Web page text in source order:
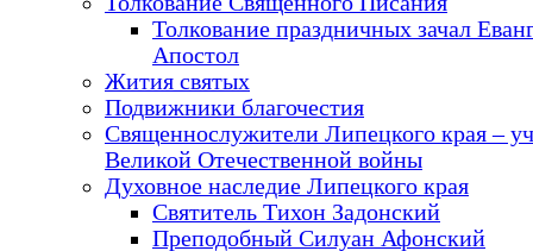
Толкование праздничных зачал
Апостол
Жития святых
Подвижники благочестия
Священнослужители Липецкого края –
Великой Отечественной войны
Духовное наследие Липецкого края
Святитель Тихон Задонский
Преподобный Силуан Афонский